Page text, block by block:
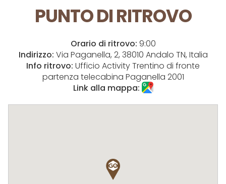
PUNTO DI RITROVO
Orario di ritrovo: 9:00
Indirizzo: Via Paganella, 2, 38010 Andalo TN, Italia
Info ritrovo: Ufficio Activity Trentino di fronte
partenza telecabina Paganella 2001
Link alla mappa: